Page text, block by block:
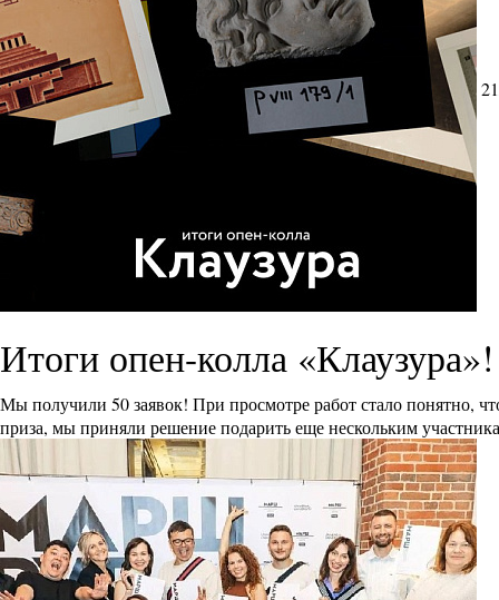
Итоги опен-колла «Клаузура»!
Мы получили 50 заявок! При просмотре работ стало понятно,
приза, мы приняли решение подарить еще нескольким